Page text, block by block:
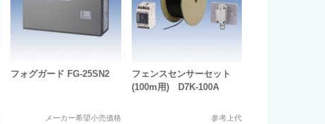
フォグガード FG-25SN2
メーカー希望小売価格
フェンスセンサーセット
(100m用) D7K-100A
参考上代